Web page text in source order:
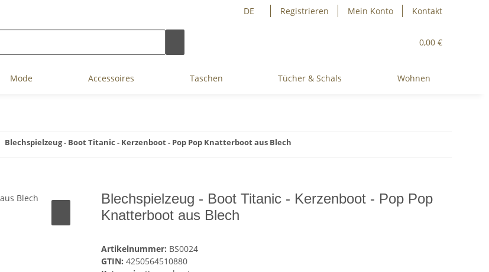
DE Registrieren Mein Konto Kontakt
0,00 €
Mode Accessoires Taschen Tücher & Schals Wohnen
Blechspielzeug - Boot Titanic - Kerzenboot - Pop Pop Knatterboot aus Blech
Blechspielzeug - Boot Titanic - Kerzenboot - Pop Pop
Knatterboot aus Blech
Artikelnummer: BS0024
GTIN: 4250564510880